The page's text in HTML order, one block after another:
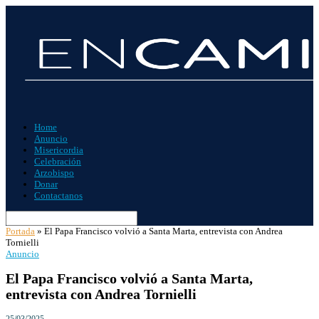
Home
Anuncio
Misericordia
Celebración
Arzobispo
Donar
Contactanos
Portada » El Papa Francisco volvió a Santa Marta, entrevista con Andrea
Tornielli
Anuncio
El Papa Francisco volvió a Santa Marta,
entrevista con Andrea Tornielli